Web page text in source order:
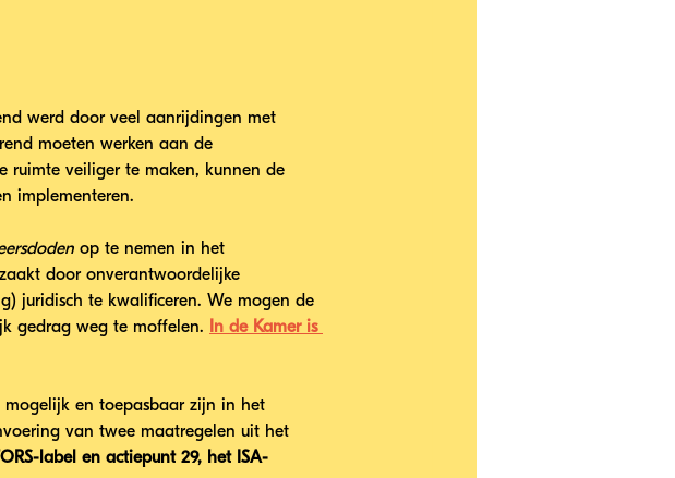
werd door veel aanrijdingen met
moeten werken aan de
ruimte veiliger te maken, kunnen de
implementeren.
op te nemen in het
door onverantwoordelijke
juridisch te kwalificeren. We mogen de
gedrag weg te moffelen.
In de Kamer is
en toepasbaar zijn in het
van twee maatregelen uit het
label en actiepunt 29, het ISA-